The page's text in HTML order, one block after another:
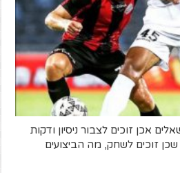
אכן זוכים לצבור ניסיון ודקות
זוכים לשחק, מה הביצועים